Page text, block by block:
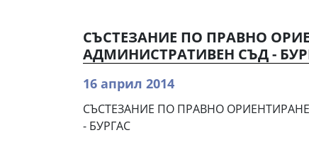
СЪСТЕЗАНИЕ ПО ПРАВНО
АДМИНИСТРАТИВЕН СЪД -
16 април 2014
СЪСТЕЗАНИЕ ПО ПРАВНО
- БУРГАС